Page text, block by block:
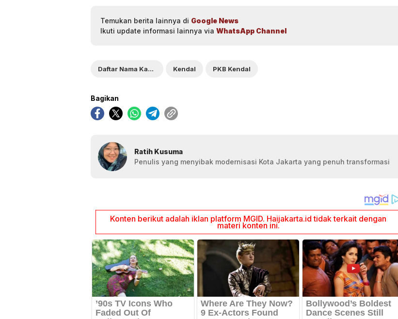
Temukan berita lainnya di Google News
Ikuti update informasi lainnya via WhatsApp Channel
Daftar Nama Kandidat Calon Ketua PKB Kendal PKB Kendal
Bagikan
Ratih Kusuma
Penulis yang menyibak modernisasi Kota Jakarta yang penuh transformasi